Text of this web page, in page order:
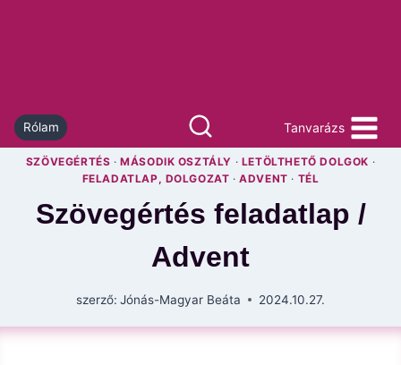
Rólam Tanvarázs
SZÖVEGÉRTÉS ·MÁSODIK OSZTÁLY · LETÖLTHETŐ DOLGOK ·
FELADATLAP, DOLGOZAT ·ADVENT · TÉL
Szövegértés feladatlap /
Advent
szerző: Jónás-Magyar Beáta 2024.10.27.